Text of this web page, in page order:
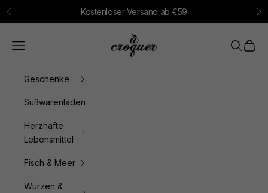
Zum Inhalt springen
Zurück Kostenloser Versand ab €59
à croquer
Menü Suchen
Geschenke
Süßwarenladen
Herzhafte
Lebensmittel
Fisch & Meer
Würzen &